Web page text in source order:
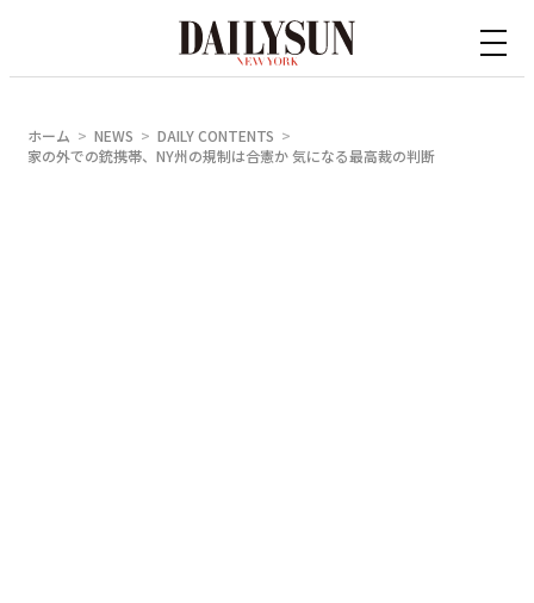
ホーム NEWS
DAILY CONTENTS
家の外での銃携帯、NY州の規制は合憲か 気になる最高裁の判断